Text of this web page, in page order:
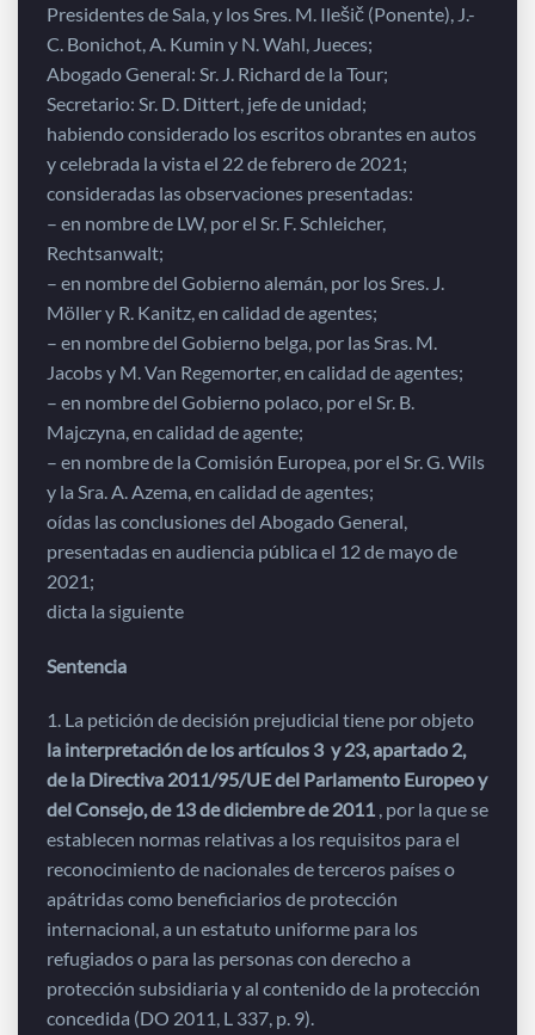
Presidentes de Sala, y los Sres. M. Ilešič (Ponente), J.-
C. Bonichot, A. Kumin y N. Wahl, Jueces;
Abogado General: Sr. J. Richard de la Tour;
Secretario: Sr. D. Dittert, jefe de unidad;
habiendo considerado los escritos obrantes en autos
y celebrada la vista el 22 de febrero de 2021;
consideradas las observaciones presentadas:
– en nombre de LW, por el Sr. F. Schleicher,
Rechtsanwalt;
– en nombre del Gobierno alemán, por los Sres. J.
Möller y R. Kanitz, en calidad de agentes;
– en nombre del Gobierno belga, por las Sras. M.
Jacobs y M. Van Regemorter, en calidad de agentes;
– en nombre del Gobierno polaco, por el Sr. B.
Majczyna, en calidad de agente;
– en nombre de la Comisión Europea, por el Sr. G. Wils
y la Sra. A. Azema, en calidad de agentes;
oídas las conclusiones del Abogado General,
presentadas en audiencia pública el 12 de mayo de
2021;
dicta la siguiente
Sentencia
1. La petición de decisión prejudicial tiene por objeto
la interpretación de los artículos 3 y 23, apartado 2,
de la Directiva 2011/95/UE del Parlamento Europeo y
del Consejo, de 13 de diciembre de 2011 , por la que se
establecen normas relativas a los requisitos para el
reconocimiento de nacionales de terceros países o
apátridas como beneficiarios de protección
internacional, a un estatuto uniforme para los
refugiados o para las personas con derecho a
protección subsidiaria y al contenido de la protección
concedida (DO 2011, L 337, p. 9).